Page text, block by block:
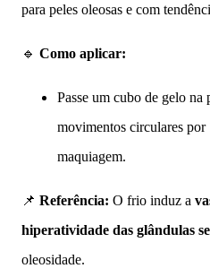
para peles oleosas e com
🔹 Como aplicar:
Passe um cubo de gelo
movimentos circulares por
maquiagem.
📌 Referência: O frio induz a
hiperatividade das glândulas
oleosidade.